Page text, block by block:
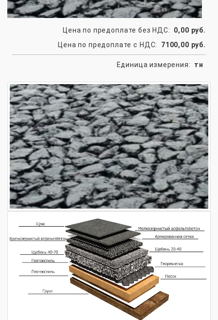
Цена по предоплате без НДС: 0,00 руб.
Цена по предоплате с НДС: 7100,00 руб.
Единица измерения: тн